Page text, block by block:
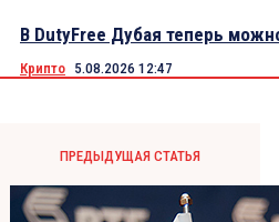
В DutyFree Дубая теперь
Крипто 5.08.2026 12:47
ПРЕДЫДУЩАЯ СТАТЬЯ